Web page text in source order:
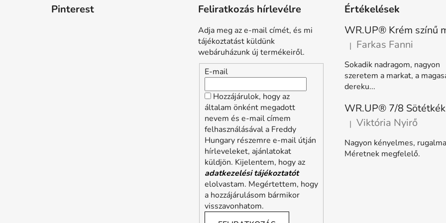
Pinterest Feliratkozás hírlevélre
Adja meg az e-mail címét, és mi
tájékoztatást küldünk
webáruházunk új termékeiről.
E-mail
Hozzájárulok, hogy az
általam önként megadott
nevem és e-mail címem
felhasználásával a Freddy
Hungary részemre e-mail útján
hírleveleket, ajánlatokat
küldjön. Kijelentem, hogy az
adatkezelési tájékoztatót
elolvastam. Megértettem, hogy
a hozzájárulásom bármikor
visszavonhatom.
Értékelések
A termék értékelése 5-ből 5
| Farkas Fanni
Sokadik nadragom, nagyon
szeretem a markat, a
dereku...
A termék értékelése 5-ből 5
| Viktória Nyirő
Nagyon kényelmes,
Méretnek megfelelő.